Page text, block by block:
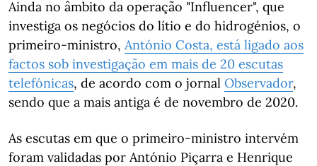
Ainda no âmbito da operação "Influencer", que
investiga os negócios do lítio e do hidrogénios, o
primeiro-ministro, António Costa, está ligado aos
factos sob investigação em mais de 20 escutas
telefónicas, de acordo com o jornal Observador,
sendo que a mais antiga é de novembro de 2020.
As escutas em que o primeiro-ministro intervém
foram validadas por António Piçarra e Henrique